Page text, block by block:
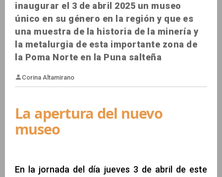
inaugurar el 3 de abril 2025 un museo
único en su género en la región y que es
una muestra de la historia de la minería y
la metalurgia de esta importante zona de
la Poma Norte en la Puna salteña
Corina Altamirano
La apertura del nuevo
museo
En la jornada del día jueves 3 de abril de este